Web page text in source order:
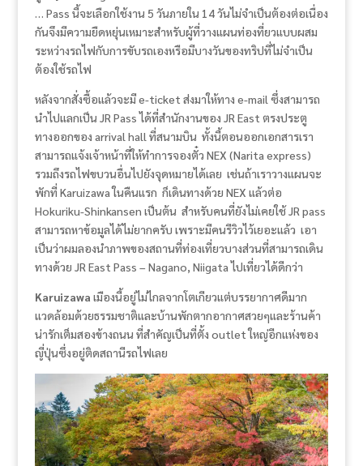
… Pass นี้จะเลือกใช้งาน 5 วันภายใน 14 วันไม่จำเป็นต้องต่อเนื่อง
กันจึงมีความยืดหยุ่นเหมาะสำหรับผู้ที่วางแผนท่องที่ยวแบบผสม
ระหว่างรถไฟกับการขับรถเองหรือมีบางวันของทริปที่ไม่จำเป็น
ต้องใช้รถไฟ
หลังจากสั่งซื้อแล้วจะมี e-ticket ส่งมาให้ทาง e-mail ซึ่งสามารถ
นำไปแลกเป็น JR Pass ได้ที่สำนักงานของ JR East ตรงประตู
ทางออกของ arrival hall ที่สนามบิน ทั้งนี้ตอนออกเอกสารเรา
สามารถแจ้งเจ้าหน้าที่ให้ทำการจองตั๋ว NEX (Narita express)
รวมถึงรถไฟขบวนอื่นไปยังจุดหมายได้เลย เช่นถ้าเราวางแผนจะ
พักที่ Karuizawa ในคืนแรก ก็เดินทางด้วย NEX แล้วต่อ
Hokuriku-Shinkansen เป็นต้น สำหรับคนที่ยังไม่เคยใช้ JR pass
สามารถหาข้อมูลได้ไม่ยากครับ เพราะมีคนรีวิวไว้เยอะแล้ว เอา
เป็นว่าผมลองนำภาพของสถานที่ท่องเที่ยวบางส่วนที่สามารถเดิน
ทางด้วย JR East Pass – Nagano, Niigata ไปเที่ยวได้ดีกว่า
Karuizawa เมืองนี้อยู่ไม่ไกลจากโตเกียวแต่บรรยากาศดีมาก
แวดล้อมด้วยธรรมชาติและบ้านพักตากอากาศสวยๆและร้านค้า
น่ารักเต็มสองข้างถนน ที่สำคัญเป็นที่ตั้ง outlet ใหญ่อีกแห่งของ
ญี่ปุ่นซึ่งอยู่ติดสถานีรถไฟเลย